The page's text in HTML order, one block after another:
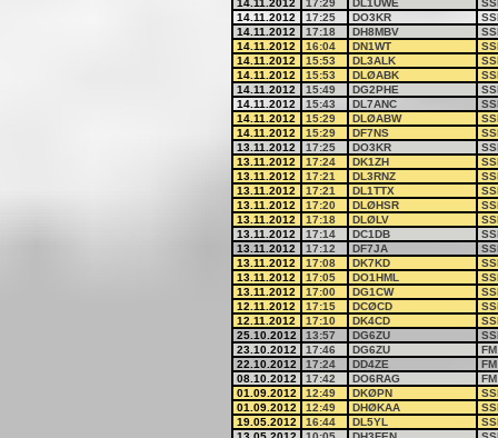
14.11.2012 17:29 DL1UWE
14.11.2012
17:25 DO3KR
14.11.2012
17:18 DH8MBV
14.11.2012
16:04 DN1WT
14.11.2012
15:53 DL3ALK
14.11.2012
15:53 DLØABK
14.11.2012
15:49 DG2PHE
14.11.2012
15:43 DL7ANC
14.11.2012
15:29 DLØABW
14.11.2012
15:29 DF7NS
13.11.2012
17:25 DO3KR
13.11.2012
17:24 DK1ZH
13.11.2012
17:21 DL3RNZ
13.11.2012
17:21 DL1TTX
13.11.2012
17:20 DLØHSR
13.11.2012
17:18 DLØLV
13.11.2012
17:14 DC1DB
13.11.2012
17:12 DF7JA
13.11.2012
17:08 DK7KD
13.11.2012
17:05 DO1HML
13.11.2012
17:00 DG1CW
12.11.2012
17:15 DCØCD
12.11.2012
17:10 DK4CD
25.10.2012
13:57 DG6ZU
23.10.2012
17:46 DG6ZU
FM
22.10.2012
17:24 DD4ZE
FM
08.10.2012
17:42 DO6RAG
FM
01.09.2012
12:49 DKØPN
01.09.2012
12:49 DHØKAA
19.05.2012
16:44 DL5YL